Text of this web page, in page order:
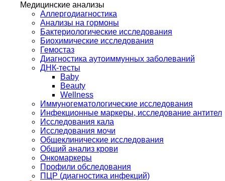
Медицинские анализы
Аллергодиагностика
Анализы на гормоны
Бактериологические исследования
Биохимические исследования
Гемостаз
Диагностика аутоиммунных заболеваний
ДНК-тесты
Baby
Beauty
Wellness
Иммуногематологические исследования
Инфекционные маркеры, исследование антител
Исследования кала
Исследования мочи
Общеклинические исследования
Общий анализ крови
Онкомаркеры
Профили обследования
ПЦР (диагностика инфекций)